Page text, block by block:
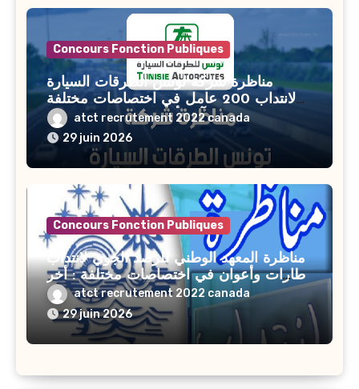
Concours Fonction Publiques
مناظرة شركة تونس الطرقات السيارة
لانتداب 200 عامل في اختصاصات مختلفة
آخر أجل : 21 جويلية 2026
atct recrutement 2022 canada
29 juin 2026
Concours Fonction Publiques
مناظرة المعهد الوطني للرصد الجوي لانتداب
إطارات وأعوان في اختصاصات مختلفة : أخر
اجل للترشح 27 جويلية 2026
atct recrutement 2022 canada
29 juin 2026